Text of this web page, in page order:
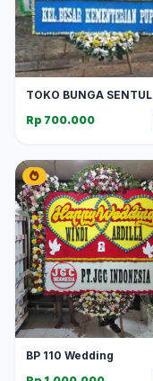
TOKO BUNGA SENTUL
Rp 700.000
BP 110 Wedding